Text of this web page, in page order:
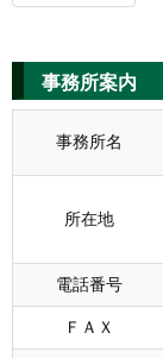
事務所案内
事務所名
所在地
電話番号
ＦＡＸ